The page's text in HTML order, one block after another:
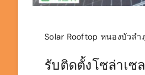
Solar Rooftop หนองบัวลำ
รับติดตั้งโซล่าเซ